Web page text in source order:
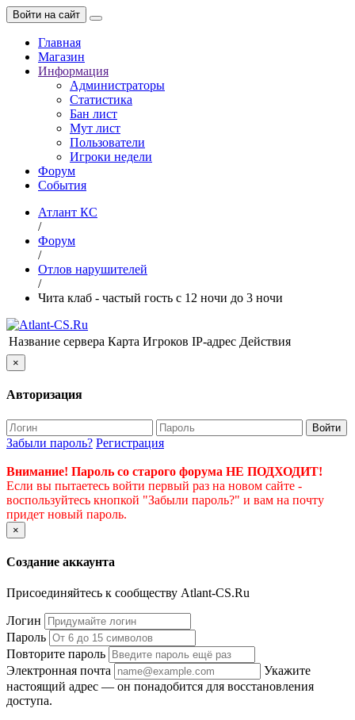
Войти на сайт
Главная
Магазин
Информация
Администраторы
Статистика
Бан лист
Мут лист
Пользователи
Игроки недели
Форум
События
Атлант КС
/
Форум
/
Отлов нарушителей
/
Чита клаб - частый гость с 12 ночи до 3 ночи
Название сервера Карта Игроков IP-адрес Действия
×
Авторизация
Войти
Забыли пароль? Регистрация
Внимание! Пароль со старого форума НЕ ПОДХОДИТ!
Если вы пытаетесь войти первый раз на новом сайте -
воспользуйтесь кнопкой "Забыли пароль?" и вам на почту
придет новый пароль.
×
Создание аккаунта
Присоединяйтесь к сообществу Atlant-CS.Ru
Логин
Пароль
Повторите пароль
Электронная почта
Укажите
настоящий адрес — он понадобится для восстановления
доступа.